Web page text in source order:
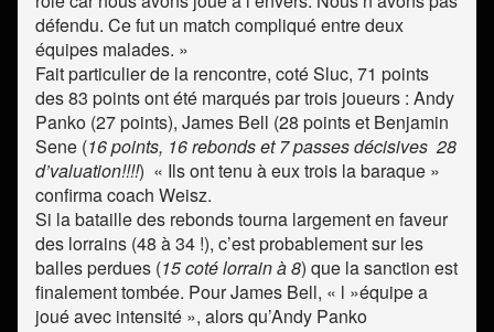
défendu. Ce fut un match compliqué entre deux
équipes malades. »
Fait particulier de la rencontre, coté Sluc, 71 points
des 83 points ont été marqués par trois joueurs : Andy
Panko (27 points), James Bell (28 points et Benjamin
Sene (16 points, 16 rebonds et 7 passes décisives 28
d’valuation!!!!) « Ils ont tenu à eux trois la baraque »
confirma coach Weisz.
Si la bataille des rebonds tourna largement en faveur
des lorrains (48 à 34 !), c’est probablement sur les
balles perdues (15 coté lorrain à 8) que la sanction est
finalement tombée. Pour James Bell, « l »équipe a
joué avec intensité », alors qu’Andy Panko